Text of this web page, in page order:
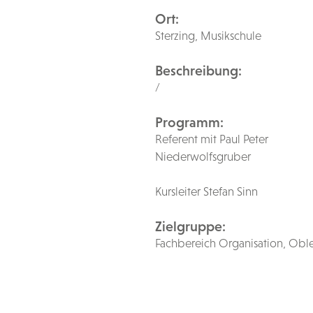
Ort:
Sterzing, Musikschule
Beschreibung:
/
Programm:
Referent mit Paul Peter
Niederwolfsgruber
Kursleiter Stefan Sinn
Zielgruppe:
Fachbereich Organisation,